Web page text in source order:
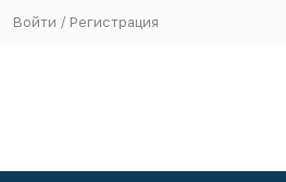
Войти / Регистрация